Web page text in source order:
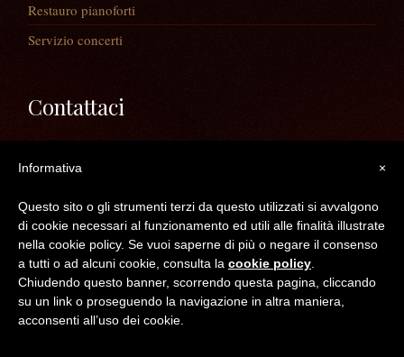
Restauro pianoforti
Servizio concerti
Contattaci
30020 Noventa di Piave (VE)
Mail: info@longatopianoforti.it
ORARI DEL NEGOZIO
©2016 Longato Pianoforti di Longato Jean Marie & c. s.n.c. - C.F. /P.IVA /R.I.
VE 04300830272 -- REA : VE N° 383050
×
Informativa
Questo sito o gli strumenti terzi da questo utilizzati si avvalgono
di cookie necessari al funzionamento ed utili alle finalità illustrate
nella cookie policy. Se vuoi saperne di più o negare il consenso
a tutti o ad alcuni cookie, consulta la cookie policy
Chiudendo questo banner, scorrendo questa pagina, cliccando
su un link o proseguendo la navigazione in altra maniera,
acconsenti all’uso dei cookie.